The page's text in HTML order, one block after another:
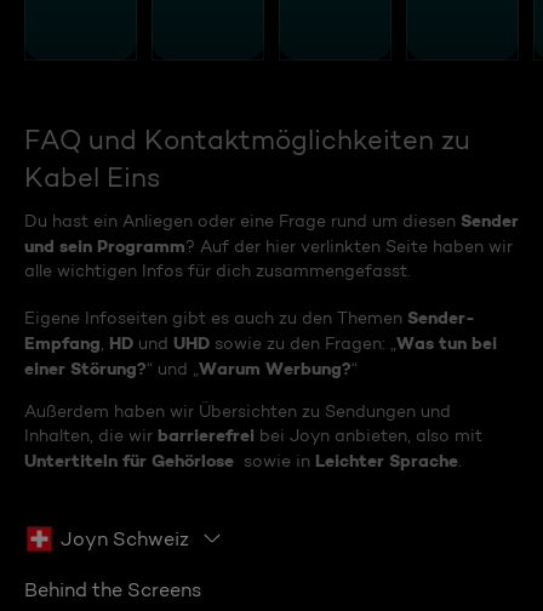
FAQ und Kontaktmöglichkeiten zu
Kabel Eins
Du hast ein Anliegen oder eine Frage rund um diesen Sender
und sein Programm? Auf der hier verlinkten Seite haben wir
alle wichtigen Infos für dich zusammengefasst.
Eigene Infoseiten gibt es auch zu den Themen Sender-
Empfang HD und UHD sowie zu den Fragen: „ Was tun bei
einer Störung?“ und „ Warum Werbung?“
Außerdem haben wir Übersichten zu Sendungen und
Inhalten, die wir barrierefrei bei Joyn anbieten, also mit
Untertiteln für Gehörlose sowie in Leichter Sprache
Joyn Schweiz
Behind the Screens